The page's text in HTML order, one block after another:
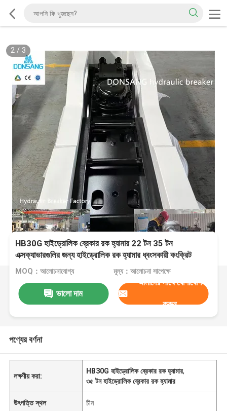
2/ 3
HB30G হাইড্রোলিক ব্রেকার রক হ্যামার 22 টন 35 টন
এক্সক্যাভারগুলির জন্য হাইড্রোলিক রক হ্যামার ধ্বংসকারী কংক্রিট
MOQ：আলোচনাযোগ্য মূল্য：আলোচনা সাপেক্ষে
ভালো দাম
আমাদের সাথে যোগাযোগ
করুন
পণ্যের বর্ণনা
লক্ষণীয় করা:
HB30G হাইড্রোলিক ব্রেকার রক হ্যামার,
৩৫ টন হাইড্রোলিক ব্রেকার রক হ্যামার
উৎপত্তি স্থল চীন